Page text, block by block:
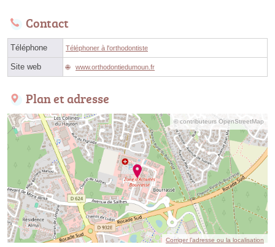
Contact
Téléphone Téléphoner à l'orthodontiste
Site web www.orthodontiedumoun.fr
Plan et adresse
© contributeurs OpenStreetMap
Corriger l’adresse ou la localisation